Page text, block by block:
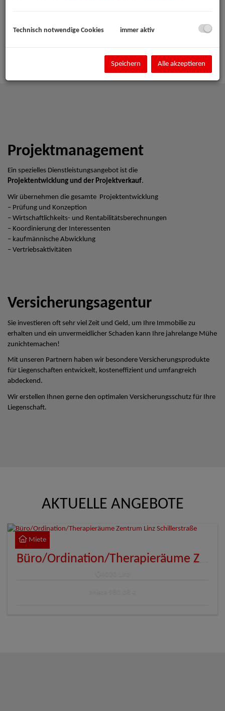
Projektmanagement
Ein spezielles Dienstleistungsangebot ist die
Projektentwicklung und der Projektverkauf.
Wir übernehmen die gesamte Projektentwicklung
– Prüfung und Konzeption
– Wirtschaftlichkeits- und Rentabilitätsberechnungen
– Koordinierung der Interessenten
– kaufmännische Abwicklung
– Vertriebsaktivitäten
Versicherungsagentur
Sie investieren oft sehr viel Zeit und Geld, um Ihre Immobilie zu
erhalten und ein unvermeidlicher Schaden kann Ihre jahrelange Mühe
zunichtemachen!
Mit unseren Partnern haben wir besondere Versicherungsprodukte
für Liegenschaften entwickelt, kosteneffizient und umfangreich
abdeckend.
Wir erstellen Ihnen gerne den optimalen Versicherungsschutz für Ihre
Liegenschaft.
AKTUELLE ANGEBOTE
Miete
Technisch notwendige Cookies immer aktiv
Speichern Alle akzeptieren